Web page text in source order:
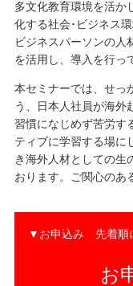
多文化教育環境を活か
化する社会･ビジネス
ビジネスパーソンの人
を活用し、導入を行っ
本セミナーでは、せっ
う、日本人社員が海外
習慣になじめず苦労す
ティブに学習する場に
き海外人材としての生
おります。ご関心のあ
▼お申込み 先着順
お